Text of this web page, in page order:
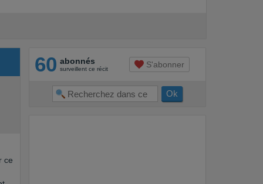
ce
60 abonnés
surveillent ce récit S'abonner